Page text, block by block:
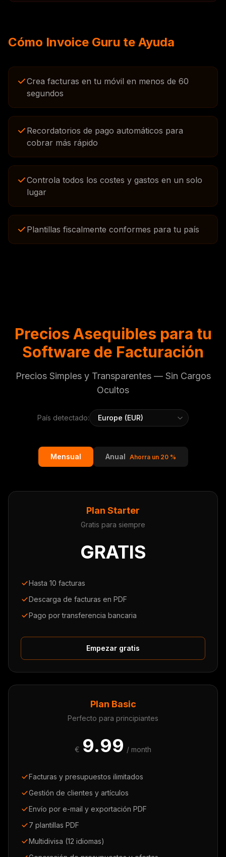
Cómo Invoice Guru te Ayuda
Crea facturas en tu móvil en menos de 60
segundos
Recordatorios de pago automáticos para
cobrar más rápido
Controla todos los costes y gastos en un solo
lugar
Plantillas fiscalmente conformes para tu país
Precios Asequibles para tu
Software de Facturación
Precios Simples y Transparentes — Sin Cargos
Ocultos
País detectado:
Mensual Anual Ahorra un 20 %
Plan Starter
Gratis para siempre
GRATIS
Hasta 10 facturas
Descarga de facturas en PDF
Pago por transferencia bancaria
Empezar gratis
Plan Basic
Perfecto para principiantes
€ 9.99 / month
Facturas y presupuestos ilimitados
Gestión de clientes y artículos
Envío por e-mail y exportación PDF
7 plantillas PDF
Multidivisa (12 idiomas)